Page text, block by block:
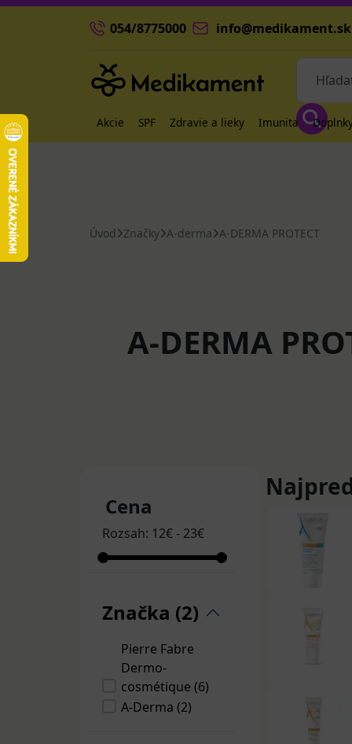
054/8775000 info@medikament.sk
Akcie SPF Zdravie a lieky Imunita
Úvod Značky A-derma A-DERMA PROTECT
A-DERMA
Cena
Rozsah: 12€- 23€
Značka (2)
Pierre Fabre
Dermo-
cosmétique (6)
A-Derma (2)